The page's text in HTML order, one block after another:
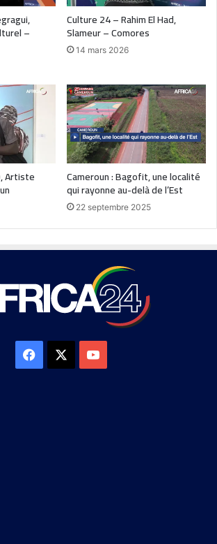
–
Culture 24 – Rahim El Had,
Slameur – Comores
14 mars 2026
Artiste Cameroun : Bagofit, une localité
qui rayonne au-delà de l’Est
22 septembre 2025